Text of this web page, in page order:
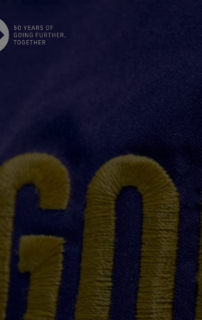
新一代GORE‑TEX®产品
我们如何测试
测试GORE‑TEX®服装
测试GORE‑TEX®鞋类
测试GORE‑TEX®手套
参观我们的实验室
多功